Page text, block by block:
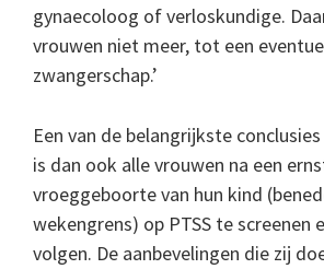
gynaecoloog of verloskundige.
vrouwen niet meer, tot een
zwangerschap.’
Een van de belangrijkste
is dan ook alle vrouwen na een
vroeggeboorte van hun kind
wekengrens) op PTSS te screenen
volgen. De aanbevelingen die zij